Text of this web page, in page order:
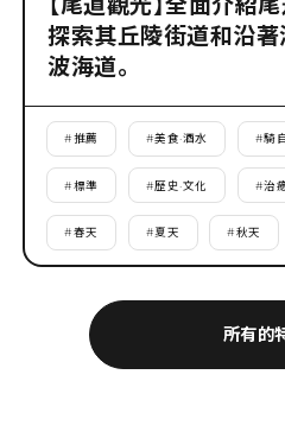
所有的
探索其丘陵街道和沿
波海道。
#推薦 #美食·酒水 #騎
#標準 #歷史·文化 #治
#春天 #夏天 #秋天